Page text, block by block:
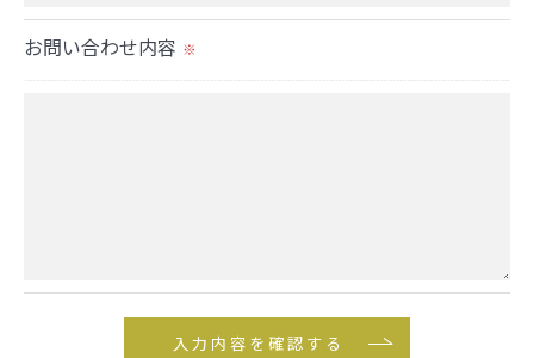
必要な情報を頂けない場合は、それに対応した当社
のサービスをご提供できない場合がございますので
予めご了承ください。
ご本人である事を確認のうえ、対応させて頂きま
お問い合わせ内容 ※